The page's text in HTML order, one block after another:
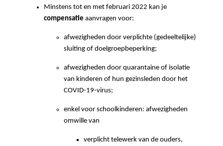
Minstens tot en met februari 2022 kan je
compensatie aanvragen voor:
afwezigheden door verplichte (gedeeltelijke)
sluiting of doelgroepbeperking;
afwezigheden door quarantaine of isolatie
van kinderen of hun gezinsleden door het
COVID-19-virus;
enkel voor schoolkinderen: afwezigheden
omwille van
verplicht telewerk van de ouders,